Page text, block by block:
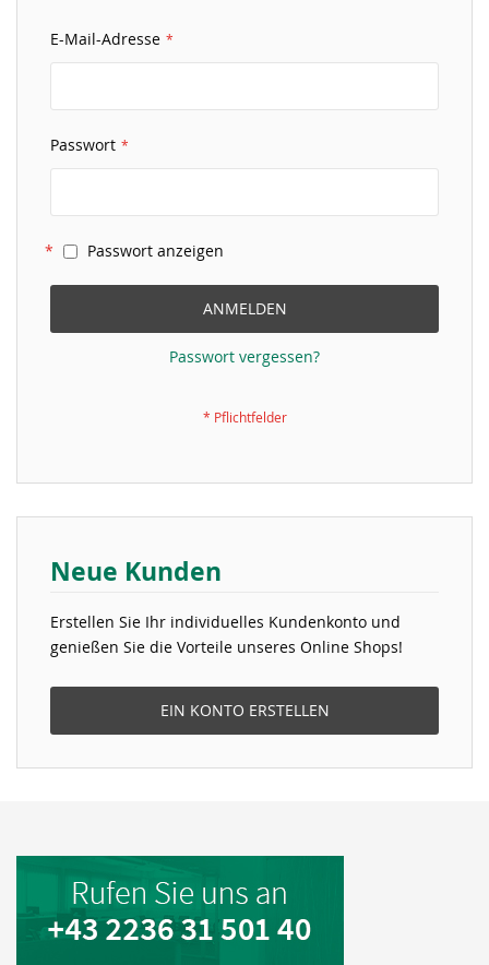
E-Mail-Adresse
Passwort
Passwort anzeigen
ANMELDEN
Passwort vergessen?
Neue Kunden
Erstellen Sie Ihr individuelles Kundenkonto und
genießen Sie die Vorteile unseres Online Shops!
EIN KONTO ERSTELLEN